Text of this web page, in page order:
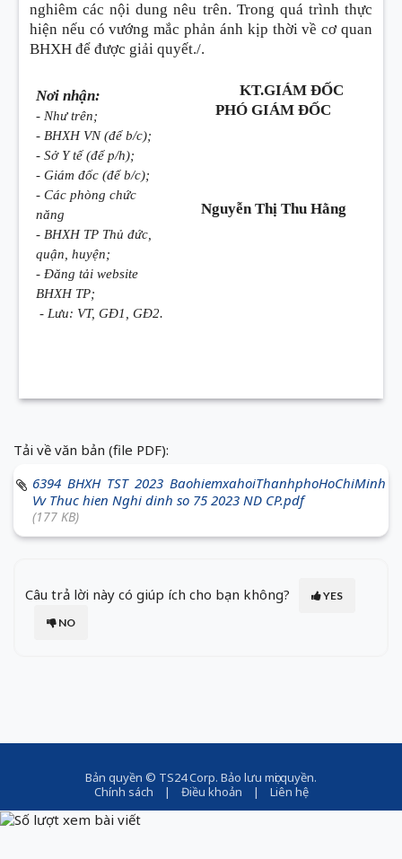
nghiêm các nội dung nêu trên. Trong quá trình thực
hiện nếu có vướng mắc phản ánh kịp thời về cơ quan
BHXH để được giải quyết./.
Nơi nhận:
- Như trên;
- BHXH VN (để b/c);
- Sở Y tế (để p/h);
- Giám đốc (để b/c);
- Các phòng chức
năng
- BHXH TP Thủ đức,
quận, huyện;
- Đăng tải website
BHXH TP;
- Lưu: VT, GĐ1, GĐ2.
KT.GIÁM ĐỐC
PHÓ GIÁM ĐỐC
Nguyễn Thị Thu Hằng
Tải về văn bản (file PDF):
6394 BHXH TST 2023 BaohiemxahoiThanhphoHoChiMinh
Vv Thuc hien Nghi dinh so 75 2023 ND CP.pdf
(177 KB)
Câu trả lời này có giúp ích cho bạn không?
YES
NO
Bản quyền © TS24 Corp. Bảo lưu mọi quyền.
Chính sách | Điều khoản | Liên hệ